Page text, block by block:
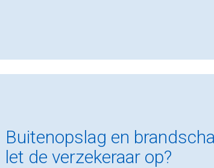
Buitenopslag en
let de verzekeraar op?